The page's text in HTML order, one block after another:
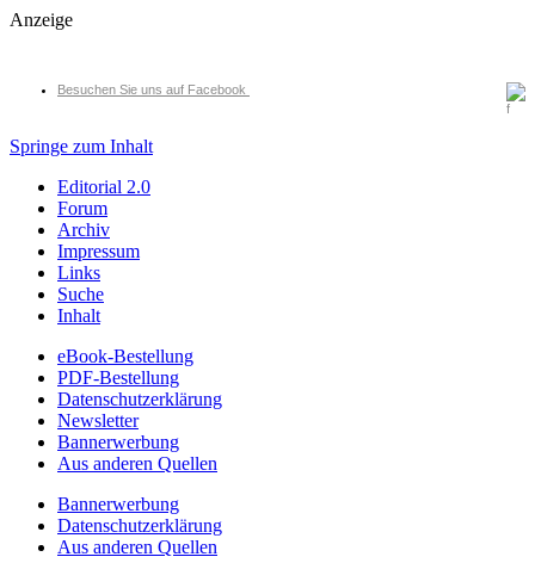
Anzeige
Besuchen Sie uns auf Facebook
Springe zum Inhalt
Editorial 2.0
Forum
Archiv
Impressum
Links
Suche
Inhalt
eBook-Bestellung
PDF-Bestellung
Datenschutzerklärung
Newsletter
Bannerwerbung
Aus anderen Quellen
Bannerwerbung
Datenschutzerklärung
Aus anderen Quellen